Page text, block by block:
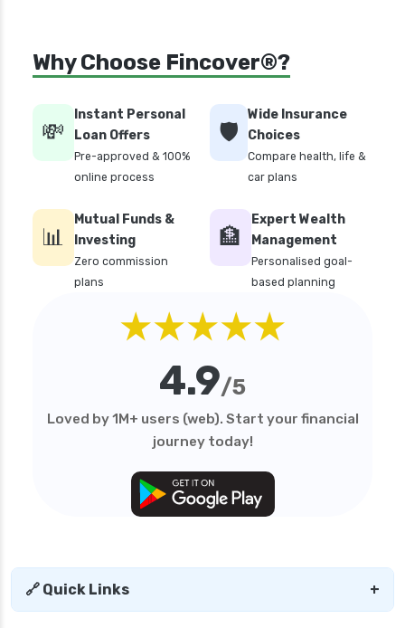
Why Choose Fincover®?
💸
Instant Personal
Loan Offers
Pre-approved & 100%
online process
🛡️
Wide Insurance
Choices
Compare health, life &
car plans
📊
Mutual Funds &
Investing
Zero commission
plans
🏦
Expert Wealth
Management
Personalised goal-
based planning
★★★★★
4.9/5
Loved by 1M+ users (web). Start your financial
journey today!
🔗 Quick Links +